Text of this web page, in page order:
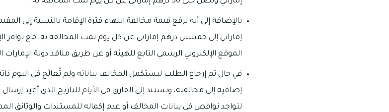
بالإضافة إلى أنه ترفع قيمة مخالفة انتهاء فترة الإقامة بالنسبة إلى
إماراتي إلى خمسين درهم إماراتي عن كل يوم تمت المخالفة به، مع توافر
الموقع الإلكتروني الرسمي التابع للهيئة أو عن طريق منافذ دولة الإمارات
في حال تم إرجاع الطلب ليستكمل المخالف بياناته ولم تُعالَج في اليوم
إضافية إلى مخالفته، وتستند إلى الفارق في الأيام للتاريخ الذي أعيد
لتواجد نواقص في بيانات المخالف أو عدم إكماله للمستندات والوثائق